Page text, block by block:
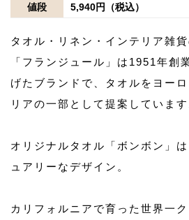
値段
5,940円（税込）
タオル・リネン・インテリア雑
「フランジュール」は1951年創
げたブランドで、タオルをヨー
リアの一部として提案しています
オリジナルタオル「ボンボン」
ュアリーなデザイン。
カリフォルニアで育った世界一